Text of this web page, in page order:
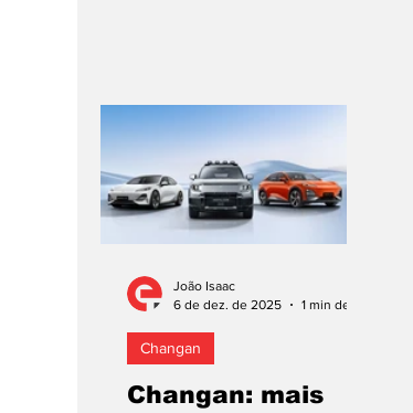
Changan: mais
Changan
João Isaac
6 de dez. de 2025